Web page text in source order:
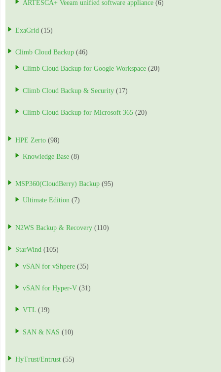
ARTESCA+ Veeam unified software appliance (6)
ExaGrid (15)
Climb Cloud Backup (46)
Climb Cloud Backup for Google Workspace (20)
Climb Cloud Backup & Security (17)
Climb Cloud Backup for Microsoft 365 (20)
HPE Zerto (98)
Knowledge Base (8)
MSP360(CloudBerry) Backup (95)
Ultimate Edition (7)
N2WS Backup & Recovery (110)
StarWind (105)
vSAN for vShpere (35)
vSAN for Hyper-V (31)
VTL (19)
SAN & NAS (10)
HyTrust/Entrust (55)